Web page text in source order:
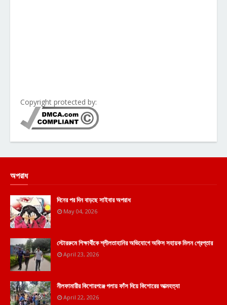
Copyright protected by:
অপরাধ
দিনের পর দিন বাড়ছে সাইবার অপরাধ
May 04, 2026
স্টোররুমে শিক্ষার্থীকে শ্লীলতাহানির অভিযোগে অফিস সহায়ক মিলন গ্রেপ্তার
April 23, 2026
নীলফামারীর কিশোরগঞ্জে গলায় ফাঁস দিয়ে কিশোরের আত্মহত্যা
April 22, 2026